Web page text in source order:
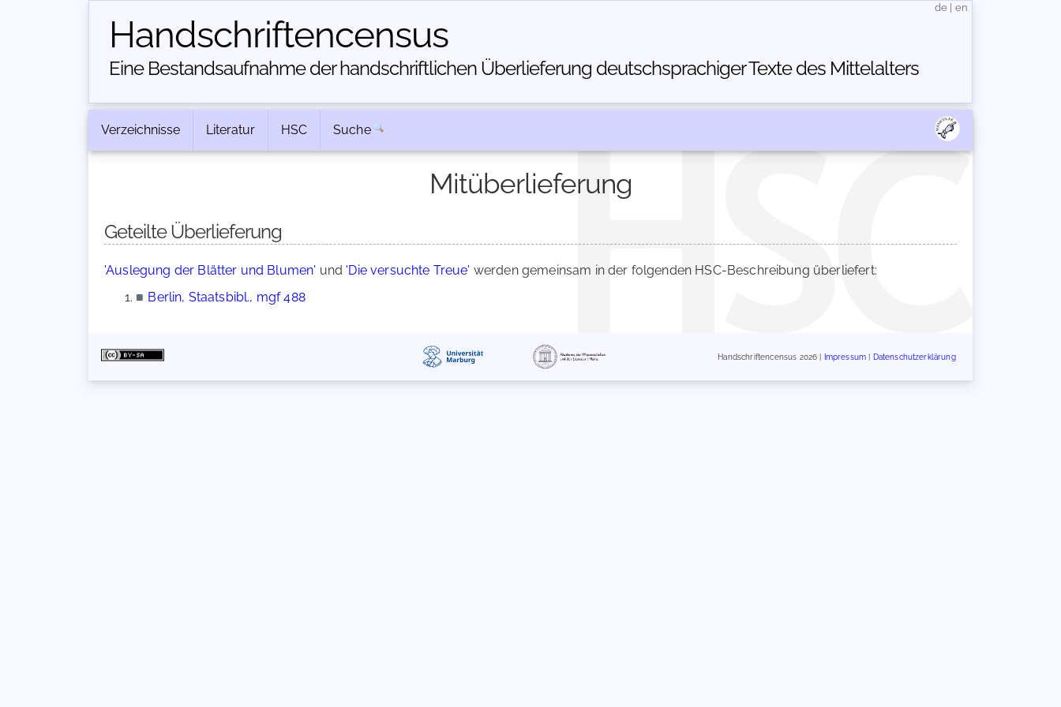
Handschriften­census
Eine Bestandsaufnahme der handschriftlichen Über­lieferung deutschsprachiger Texte des Mittelalters
de en
Verzeichnisse Literatur HSC Suche
Mitüberlieferung
Geteilte Überlieferung
'Auslegung der Blätter und Blumen' und 'Die versuchte Treue' werden gemeinsam in der folgenden HSC-Beschreibung überliefert:
■ Berlin, Staatsbibl., mgf 488
Handschriftencensus 2026 | Impressum Datenschutzerklärung